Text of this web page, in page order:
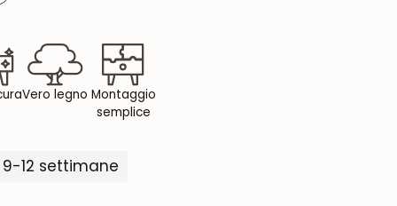
Vero legno Montaggio
semplice
12 settimane